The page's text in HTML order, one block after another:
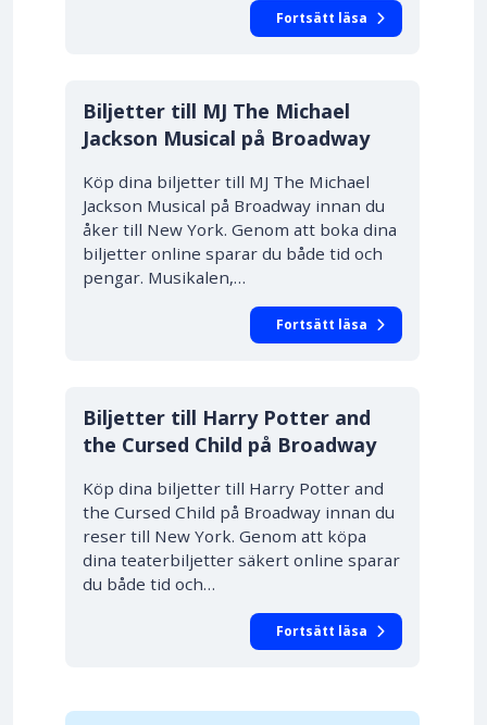
Fortsätt läsa
10% RABATT
Biljetter till MJ The Michael
Jackson Musical på Broadway
Köp dina biljetter till MJ The Michael
Jackson Musical på Broadway innan du
åker till New York. Genom att boka dina
biljetter online sparar du både tid och
pengar. Musikalen,…
Fortsätt läsa
10% RABATT
Biljetter till Harry Potter and
the Cursed Child på Broadway
Köp dina biljetter till Harry Potter and
the Cursed Child på Broadway innan du
reser till New York. Genom att köpa
dina teaterbiljetter säkert online sparar
du både tid och…
Fortsätt läsa